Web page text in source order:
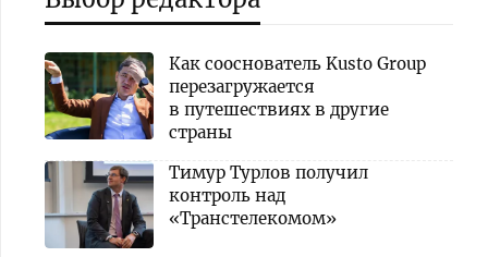
Как сооснователь Kusto Group
перезагружается
в путешествиях в другие
страны
Тимур Турлов получил
контроль над
«Транстелекомом»